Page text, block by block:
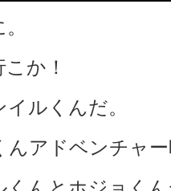
か！
ルくんだ。
んアドベンチャ